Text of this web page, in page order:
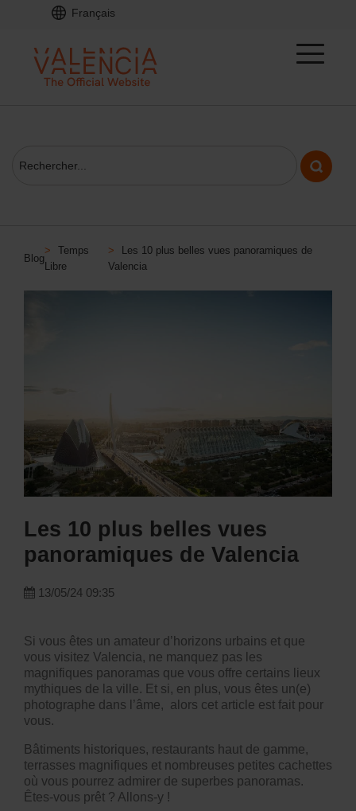
Français
Blog
>
Temps
Libre
>
Les 10 plus belles vues panoramiques de
Valencia
Les 10 plus belles vues
panoramiques de Valencia
13/05/24 09:35
Si vous êtes un amateur d’horizons urbains et que
vous visitez Valencia, ne manquez pas les
magnifiques panoramas que vous offre certains lieux
mythiques de la ville. Et si, en plus, vous êtes un(e)
photographe dans l’âme, alors cet article est fait pour
vous.
Bâtiments historiques, restaurants haut de gamme,
terrasses magnifiques et nombreuses petites cachettes
où vous pourrez admirer de superbes panoramas.
Êtes-vous prêt ? Allons-y !